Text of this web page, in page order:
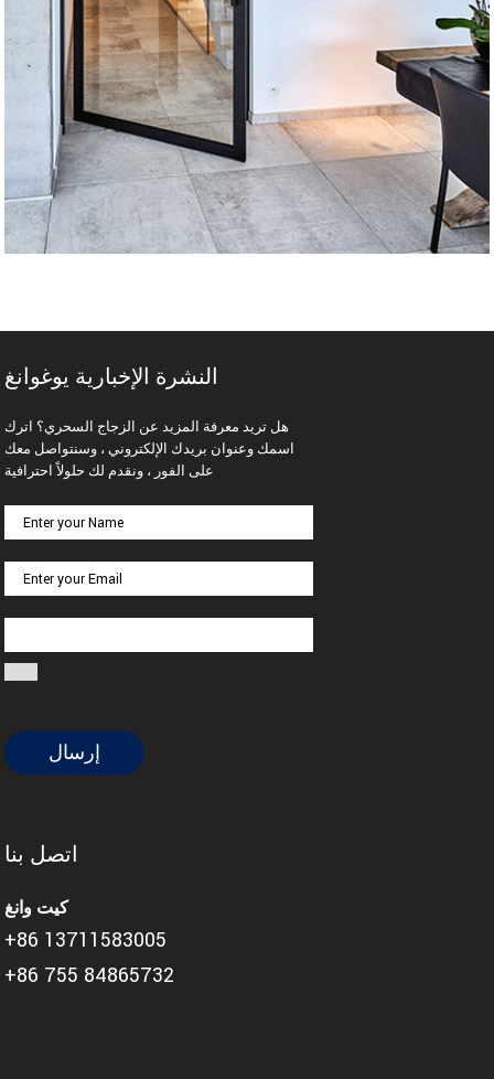
النشرة الإخبارية يوغوانغ
هل تريد معرفة المزيد عن الزجاج السحري؟ اترك
اسمك وعنوان بريدك الإلكتروني ، وسنتواصل معك
على الفور ، ونقدم لك حلولاً احترافية
اتصل بنا
كيت وانغ
+86 13711583005
+86 755 84865732